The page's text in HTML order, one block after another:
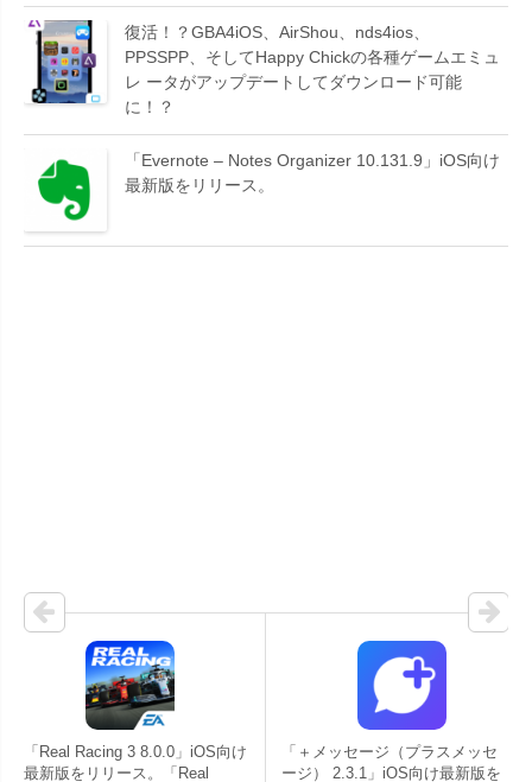
復活！？GBA4iOS、AirShou、nds4ios、
PPSSPP、そしてHappy Chickの各種ゲームエミュ
レ ータがアップデートしてダウンロード可能
に！？
「Evernote – Notes Organizer 10.131.9」iOS向け
最新版をリリース。
「Real Racing 3 8.0.0」iOS向け
最新版をリリース。「Real
「＋メッセージ（プラスメッセ
ージ） 2.3.1」iOS向け最新版を